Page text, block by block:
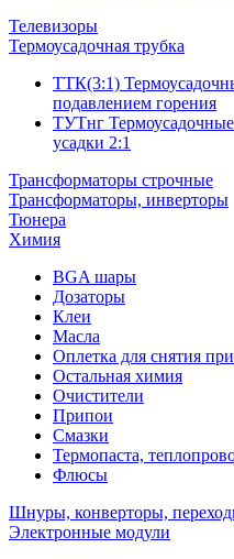
Телевизоры
Термоусадочная трубка
ТТК(3:1)
подавлением горения
ТУТнг
усадки 2:1
Трансформаторы строчные
Трансформаторы, инверторы
Тюнера
Химия
BGA шары
Дозаторы
Клеи
Масла
Оплетка для снятия
Остальная химия
Очистители
Припои
Смазки
Термопаста,
Флюсы
Шнуры, конверторы,
Электронные модули